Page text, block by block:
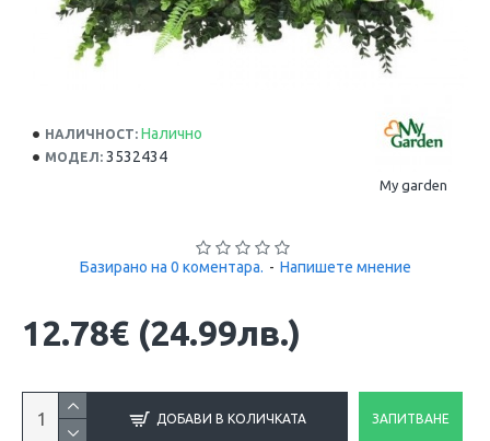
НАЛИЧНОСТ: Налично
МОДЕЛ: 3532434
My garden
Базирано на 0 коментара. - Напишете мнение
12.78€ (24.99лв.)
ДОБАВИ В КОЛИЧКАТА ЗАПИТВАНЕ